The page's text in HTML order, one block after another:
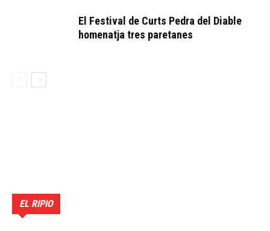
El Festival de Curts Pedra del Diable
homenatja tres paretanes
EL RIPIO